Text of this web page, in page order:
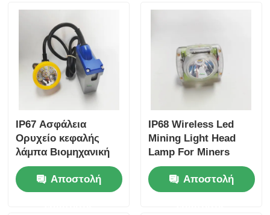
IP67 Ασφάλεια
Ορυχείο κεφαλής
λάμπα Βιομηχανική
και ορυχεία
Ανερόφθαλμος
ορυχεία φώτα
Αποστολή
IP68 Wireless Led
Mining Light Head
Lamp For Miners
Camping Hunting
Headlight Mining Cap
Lamp
Αποστολή